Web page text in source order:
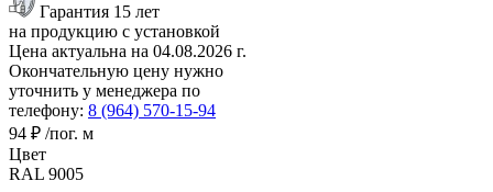
Гарантия 15 лет
на продукцию с установкой
Цена актуальна на 04.08.2026 г.
Окончательную цену нужно
уточнить у менеджера по
телефону: 8 (964) 570-15-94
94 ₽ /пог. м
Цвет
RAL 9005